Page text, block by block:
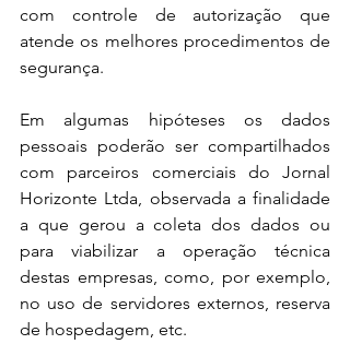
com controle de autorização que
atende os melhores procedimentos de
segurança.
Em algumas hipóteses os dados
pessoais poderão ser compartilhados
com parceiros comerciais do Jornal
Horizonte Ltda, observada a finalidade
a que gerou a coleta dos dados ou
para viabilizar a operação técnica
destas empresas, como, por exemplo,
no uso de servidores externos, reserva
de hospedagem, etc.